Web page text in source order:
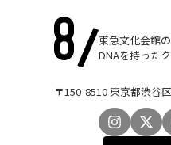
東急文化会館の
DNAを持った
〒150-8510 東京都渋谷